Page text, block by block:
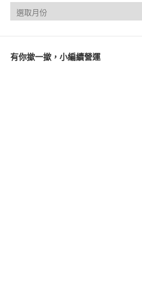
有你撳一撳，小編續營運